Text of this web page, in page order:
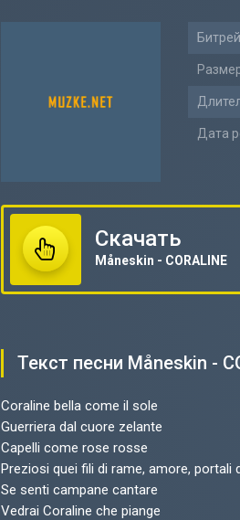
Дата
Скачать
Måneskin - CORALINE
Текст песни Måneskin -
Coraline bella come il sole
Guerriera dal cuore zelante
Capelli come rose rosse
Preziosi quei fili di rame, amore, portali
Se senti campane cantare
Vedrai Coraline che piange